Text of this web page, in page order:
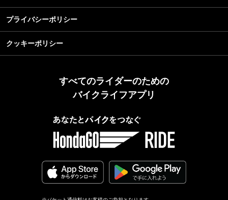
プライバシーポリシー
クッキーポリシー
すべてのライダーのための
バイクライフアプリ